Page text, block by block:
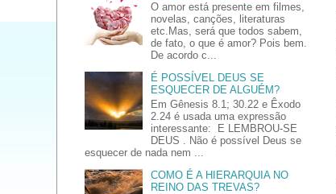
O amor está presente em filmes,
novelas, canções, literaturas
etc.Mas, será que todos sabem,
de fato, o que é amor? Pois bem.
De acordo c...
É POSSÍVEL DEUS SE
ESQUECER DE ALGUÉM?
Em Gênesis 8.1; 30.22 e Êxodo
2.24 é usada uma expressão
interessante: E LEMBROU-SE
DEUS . Não é possível Deus se
esquecer de nada nem ...
COMO É A HIERARQUIA NO
REINO DAS TREVAS?